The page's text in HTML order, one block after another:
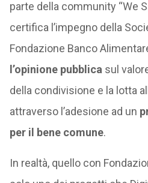
parte della community “We
certifica l’impegno della
Fondazione Banco
l’opinione pubblica sul
della condivisione e la lotta
attraverso l’adesione ad un
per il bene comune.
In realtà, quello con